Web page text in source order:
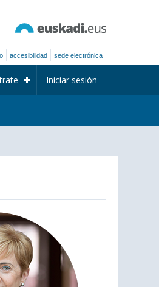
accesibilidad sede electrónica
Iniciar sesión